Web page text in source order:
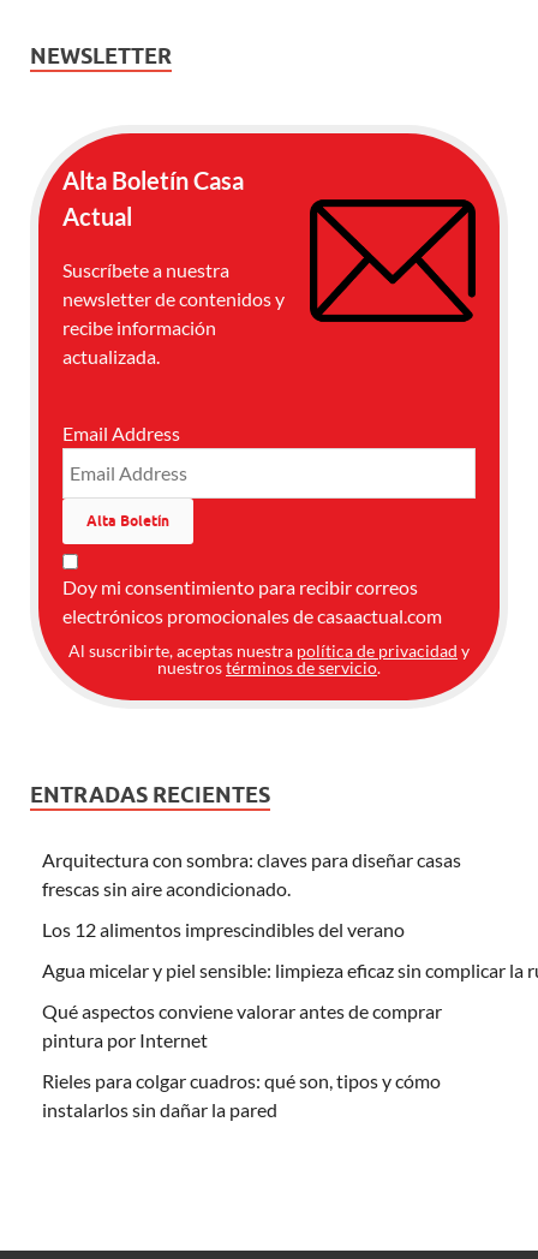
NEWSLETTER
Alta Boletín Casa
Actual
Suscríbete a nuestra
newsletter de contenidos y
recibe información
actualizada.
Email Address
Doy mi consentimiento para recibir correos
electrónicos promocionales de casaactual.com
Al suscribirte, aceptas nuestra política de privacidad y
nuestrostérminos de servicio.
ENTRADAS RECIENTES
Arquitectura con sombra: claves para diseñar casas
frescas sin aire acondicionado.
Los 12 alimentos imprescindibles del verano
Agua micelar y piel sensible: limpieza eficaz sin complicar la
Qué aspectos conviene valorar antes de comprar
pintura por Internet
Rieles para colgar cuadros: qué son, tipos y cómo
instalarlos sin dañar la pared